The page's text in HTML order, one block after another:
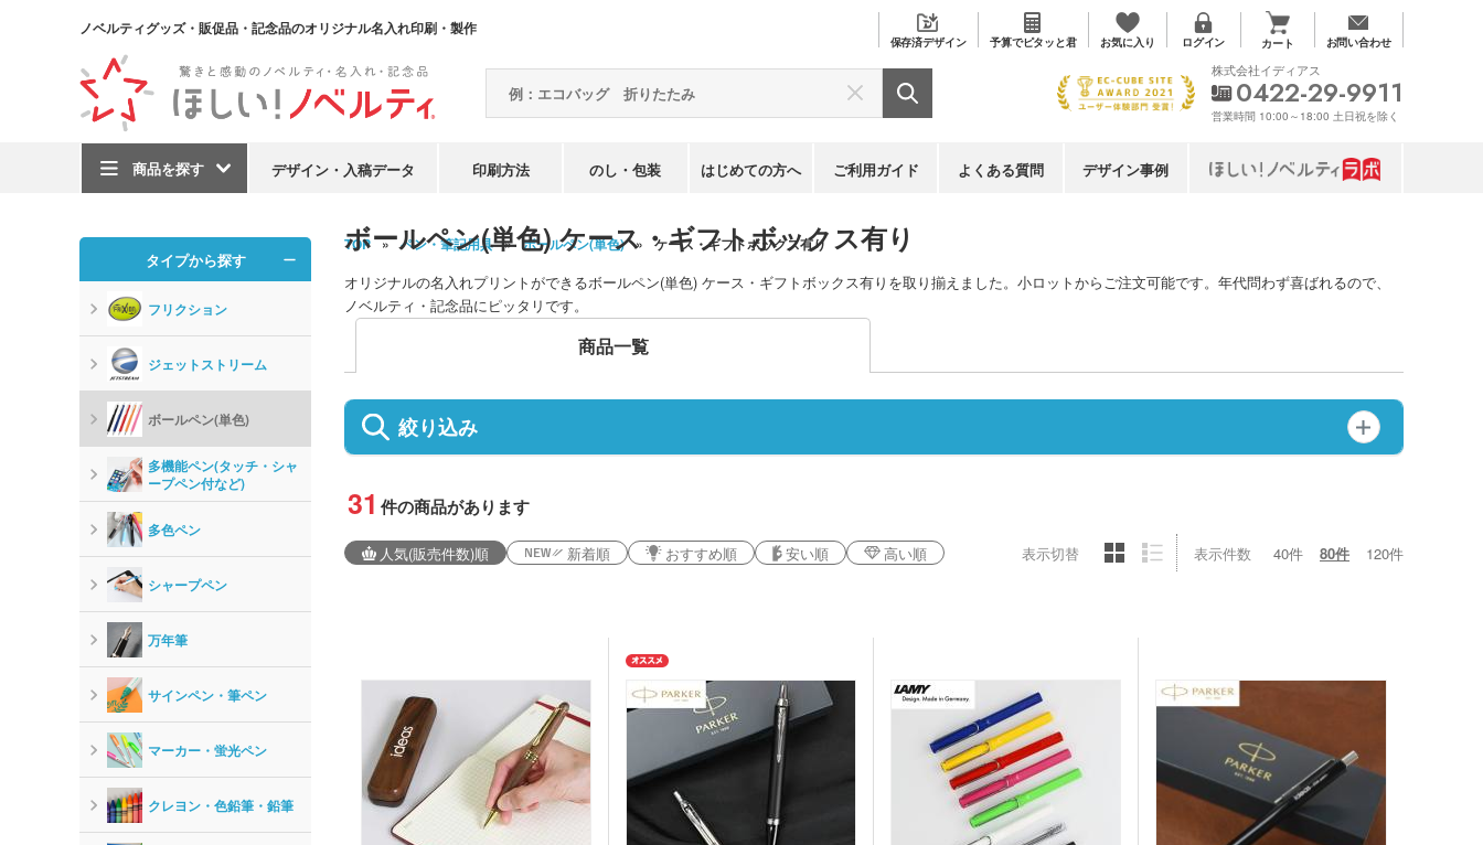
ノベルティグッズ・販促品・記念品のオリジナル名入れ印刷・製作
保存済デザイン 予算でピタッと君 お気に入り ログイン カート お問い合わせ
商品を探す デザイン・入稿データ 印刷方法 のし・包装 はじめての方へ ご利用ガイド よくある質問 デザイン事例
株式会社イディアス
0422-29-9911
営業時間 10:00～18:00 土日祝を除く
TOP ペン・筆記用具 ボールペン(単色) ケース・ギフトボックス有り
ボールペン(単色) ケース・ギフトボックス有り
オリジナルの名入れプリントができるボールペン(単色) ケース・ギフトボックス有りを取り揃えました。小ロットからご注文可能です。年代問わず喜ばれるので、
ノベルティ・記念品にピッタリです。
商品一覧
絞り込み
31 件の商品があります
人気(販売件数)順 新着順 おすすめ順 安い順 高い順 表示切替 表示件数 40件 80件 120件
タイプから探す
フリクション
ジェットストリーム
ボールペン(単色)
多機能ペン(タッチ・シャ
ープペン付など)
多色ペン
シャープペン
万年筆
サインペン・筆ペン
マーカー・蛍光ペン
クレヨン・色鉛筆・鉛筆